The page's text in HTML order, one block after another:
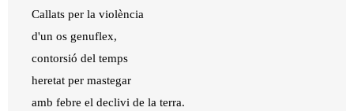
Callats per la violència
d'un os genuflex,
contorsió del temps
heretat per mastegar
amb febre el declivi de la terra.